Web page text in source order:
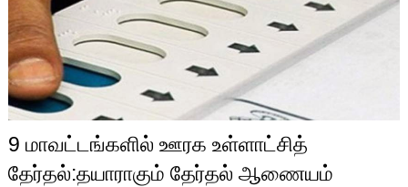
9 மாவட்டங்களில் ஊரக உள்ளாட்சித்
தேர்தல்:தயாராகும் தேர்தல் ஆணையம்